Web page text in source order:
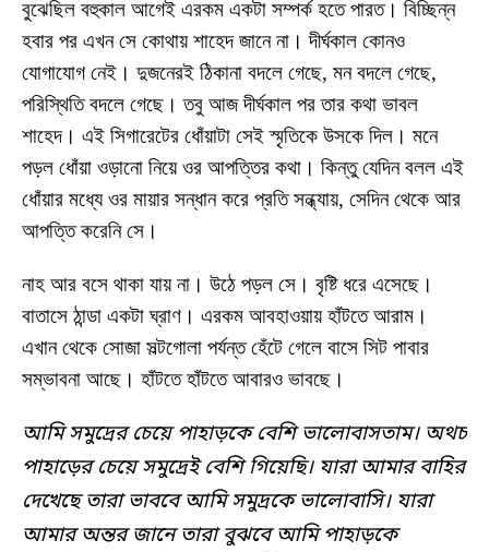
বুঝেছিল বহুকাল আগেই এরকম একটা সম্পর্ক হতে পারত। বিচ্ছিন্ন
হবার পর এখন সে কোথায় শাহেদ জানে না। দীর্ঘকাল কোনও
যোগাযোগ নেই। দুজনেরই ঠিকানা বদলে গেছে, মন বদলে গেছে,
পরিস্থিতি বদলে গেছে। তবু আজ দীর্ঘকাল পর তার কথা ভাবল
শাহেদ। এই সিগারেটের ধোঁয়াটা সেই স্মৃতিকে উসকে দিল। মনে
পড়ল ধোঁয়া ওড়ানো নিয়ে ওর আপত্তির কথা। কিন্তু যেদিন বলল এই
ধোঁয়ার মধ্যে ওর মায়ার সন্ধান করে প্রতি সন্ধ্যায়, সেদিন থেকে আর
আপত্তি করেনি সে।
নাহ আর বসে থাকা যায় না। উঠে পড়ল সে। বৃষ্টি ধরে এসেছে।
বাতাসে ঠান্ডা একটা ঘ্রাণ। এরকম আবহাওয়ায় হাঁটতে আরাম।
এখান থেকে সোজা সল্টগোলা পর্যন্ত হেঁটে গেলে বাসে সিট পাবার
সম্ভাবনা আছে। হাঁটতে হাঁটতে আবারও ভাবছে।
আমি সমুদ্রের চেয়ে পাহাড়কে বেশি ভালোবাসতাম। অথচ
পাহাড়ের চেয়ে সমুদ্রেই বেশি গিয়েছি। যারা আমার বাহির
দেখেছে তারা ভাববে আমি সমুদ্রকে ভালোবাসি। যারা
আমার অন্তর জানে তারা বুঝবে আমি পাহাড়কে